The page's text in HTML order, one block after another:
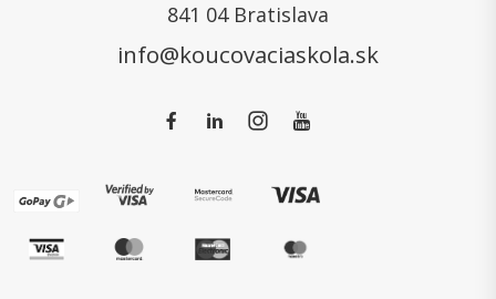
841 04 Bratislava
info@koucovaciaskola.sk